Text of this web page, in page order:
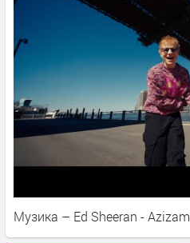
Музика – Ed Sheeran - Azizam